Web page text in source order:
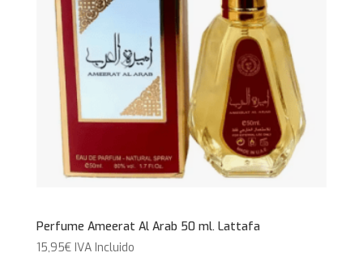
Perfume Ameerat Al Arab 50 ml. Lattafa
15,95€ IVA Incluido